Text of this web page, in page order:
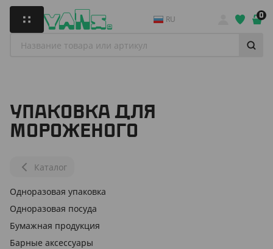
RU 0
УПАКОВКА ДЛЯ
МОРОЖЕНОГО
Каталог
Одноразовая упаковка
Одноразовая посуда
Бумажная продукция
Барные аксессуары